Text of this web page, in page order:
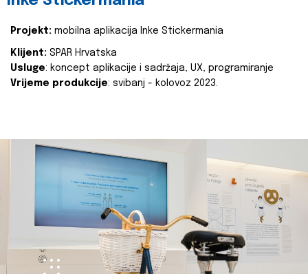
Projekt: mobilna aplikacija Inke Stickermania
Klijent: SPAR Hrvatska
Usluge: koncept aplikacije i sadržaja, UX, programiranje
Vrijeme produkcije: svibanj - kolovoz 2023.